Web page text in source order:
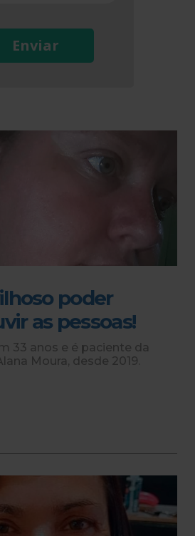
Enviar
poder
as pessoas!
33 anos e é paciente da
Moura, desde 2019.